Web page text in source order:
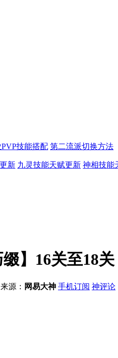
技能搭配 第二流派切换方法
新 九灵技能天赋更新 神相技能
】16关至18关
来源： 网易大神 手机订阅 神评论